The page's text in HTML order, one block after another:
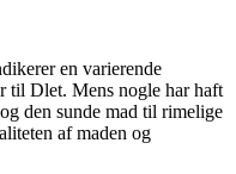
en varierende
til Dlet. Mens nogle har haft
den sunde mad til rimelige
af maden og